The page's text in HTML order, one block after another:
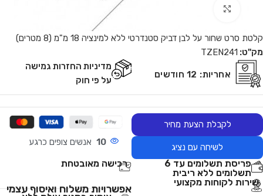
קלטת סרט שחור על לבן דביק סטנדרטי ללא למינציה 18 מ"מ (8 מטרים)
מק"ט: TZEN241
אחריות: 12 חודשים
מדיניות החזרות גמישה
על פי חוק
לקבלת הצעת מחיר
לשיחה עם נציג 10 אנשים צופים כרגע
פריסת תשלומים עד 6
תשלומים ללא ריבית
רכישה מאובטחת
שירות לקוחות מקצועי
אפשרויות משלוח ואיסוף עצמי